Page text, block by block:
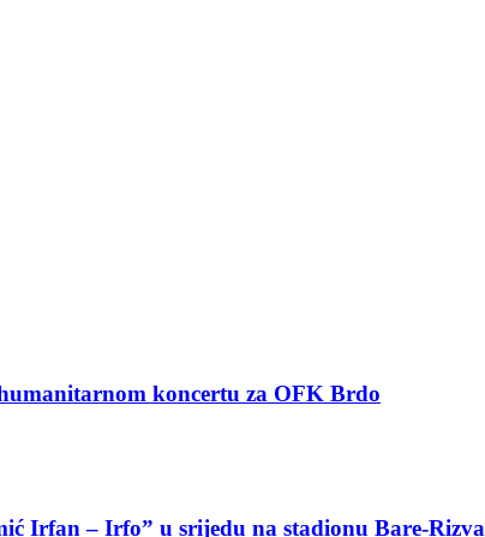
koncertu za OFK Brdo
Irfan – Irfo” u srijedu na stadionu Bare-